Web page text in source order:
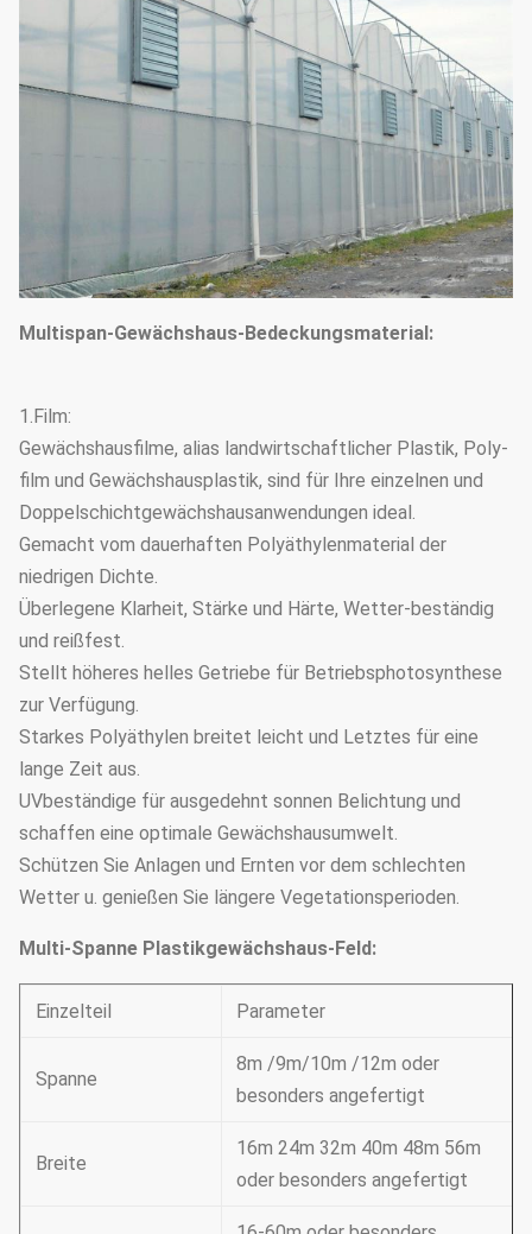
Multispan-Gewächshaus-Bedeckungsmaterial:
1.Film:
Gewächshausfilme, alias landwirtschaftlicher Plastik, Poly-
film und Gewächshausplastik, sind für Ihre einzelnen und
Doppelschichtgewächshausanwendungen ideal.
Gemacht vom dauerhaften Polyäthylenmaterial der
niedrigen Dichte.
Überlegene Klarheit, Stärke und Härte, Wetter-beständig
und reißfest.
Stellt höheres helles Getriebe für Betriebsphotosynthese
zur Verfügung.
Starkes Polyäthylen breitet leicht und Letztes für eine
lange Zeit aus.
UVbeständige für ausgedehnt sonnen Belichtung und
schaffen eine optimale Gewächshausumwelt.
Schützen Sie Anlagen und Ernten vor dem schlechten
Wetter u. genießen Sie längere Vegetationsperioden.
Multi-Spanne Plastikgewächshaus-Feld:
Einzelteil Parameter
Spanne
8m /9m/10m /12m oder
besonders angefertigt
Breite
16m 24m 32m 40m 48m 56m
oder besonders angefertigt